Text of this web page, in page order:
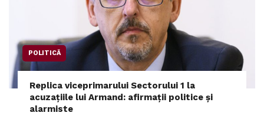
POLITICĂ
Replica viceprimarului Sectorului 1 la
acuzațiile lui Armand: afirmații politice și
alarmiste